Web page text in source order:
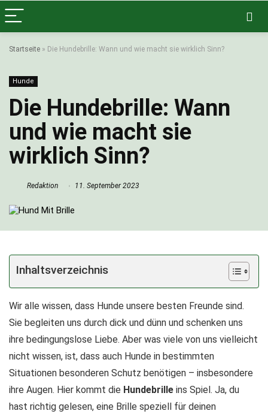
Startseite » Die Hundebrille: Wann und wie macht sie wirklich Sinn?
Hunde
Die Hundebrille: Wann
und wie macht sie
wirklich Sinn?
Redaktion 11. September 2023
Inhaltsverzeichnis
Wir alle wissen, dass Hunde unsere besten Freunde sind.
Sie begleiten uns durch dick und dünn und schenken uns
ihre bedingungslose Liebe. Aber was viele von uns vielleicht
nicht wissen, ist, dass auch Hunde in bestimmten
Situationen besonderen Schutz benötigen – insbesondere
ihre Augen. Hier kommt die Hundebrille ins Spiel. Ja, du
hast richtig gelesen, eine Brille speziell für deinen